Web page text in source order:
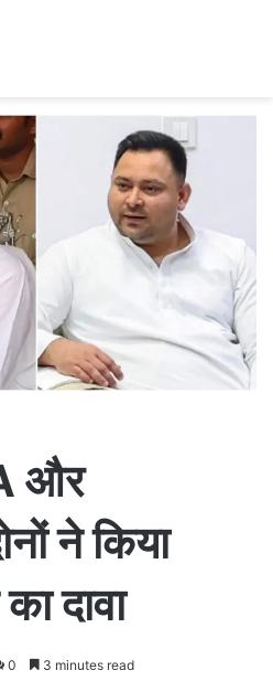
और
ने किया
दावा
0 3 minutes read